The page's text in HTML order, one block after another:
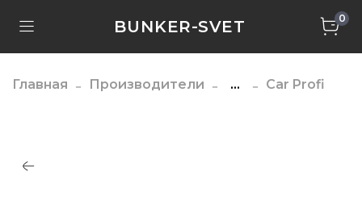
BUNKER-SVET 0
Главная Производители ... Car Profi